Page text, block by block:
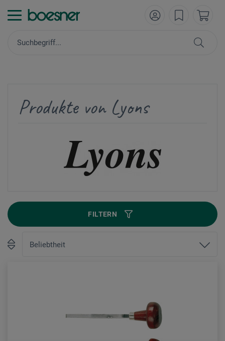
Produkte von Lyons
FILTERN